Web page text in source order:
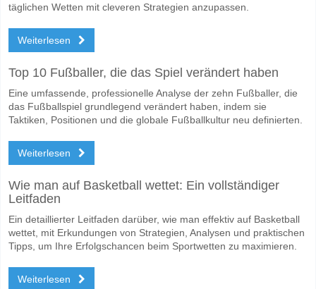
täglichen Wetten mit cleveren Strategien anzupassen.
Weiterlesen
Top 10 Fußballer, die das Spiel verändert haben
Eine umfassende, professionelle Analyse der zehn Fußballer, die
das Fußballspiel grundlegend verändert haben, indem sie
Taktiken, Positionen und die globale Fußballkultur neu definierten.
Weiterlesen
Wie man auf Basketball wettet: Ein vollständiger
Leitfaden
Ein detaillierter Leitfaden darüber, wie man effektiv auf Basketball
wettet, mit Erkundungen von Strategien, Analysen und praktischen
Tipps, um Ihre Erfolgschancen beim Sportwetten zu maximieren.
Weiterlesen